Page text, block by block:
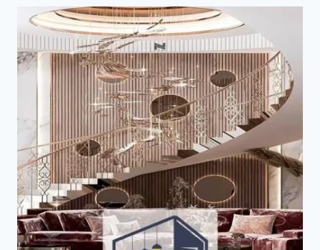
ت:
0500723702
بديل
الرخام
للجدران
الرياض
–
اشكال
بديل
الرخام
–
ديكورات
الرخام
الرياض